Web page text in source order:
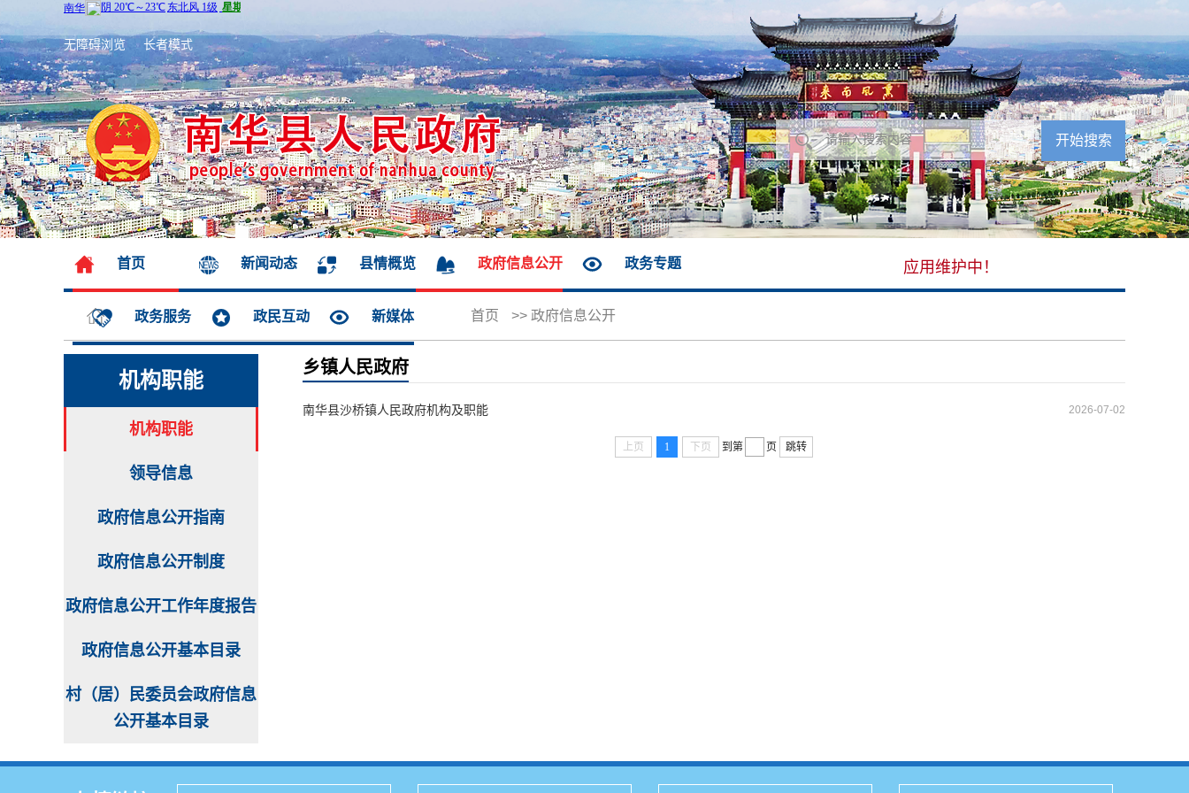
无障碍浏览 长者模式
应用维护中！
首页 新闻动态 县情概览 政府信息公开 政务专题
政务服务 政民互动 新媒体 首页 >> 政府信息公开
机构职能
机构职能
领导信息
政府信息公开指南
政府信息公开制度
政府信息公开工作年度报告
政府信息公开基本目录
村（居）民委员会政府信息
公开基本目录
乡镇人民政府
2026-07-02
南华县沙桥镇人民政府机构及职能
上页 1 下页 到第 页 跳转